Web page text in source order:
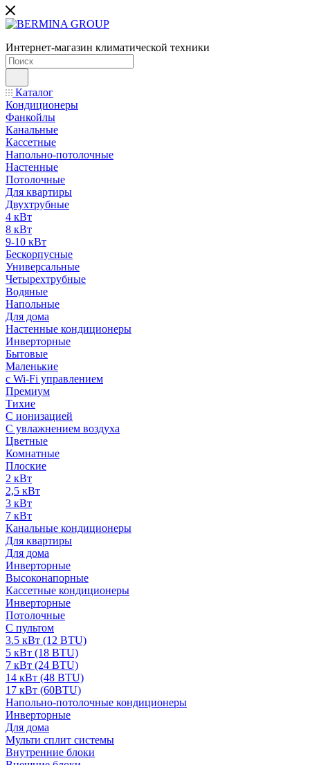
Интернет-магазин климатической техники
Каталог
Кондиционеры
Фанкойлы
Канальные
Кассетные
Напольно-потолочные
Настенные
Потолочные
Для квартиры
Двухтрубные
4 кВт
8 кВт
9-10 кВт
Бескорпусные
Универсальные
Четырехтрубные
Водяные
Напольные
Для дома
Настенные кондиционеры
Инверторные
Бытовые
Маленькие
с Wi-Fi управлением
Премиум
Тихие
С ионизацией
С увлажнением воздуха
Цветные
Комнатные
Плоские
2 кВт
2,5 кВт
3 кВт
7 кВт
Канальные кондиционеры
Для квартиры
Для дома
Инверторные
Высоконапорные
Кассетные кондиционеры
Инверторные
Потолочные
С пультом
3.5 кВт (12 BTU)
5 кВт (18 BTU)
7 кВт (24 BTU)
14 кВт (48 BTU)
17 кВт (60BTU)
Напольно-потолочные кондиционеры
Инверторные
Для дома
Мульти сплит системы
Внутренние блоки